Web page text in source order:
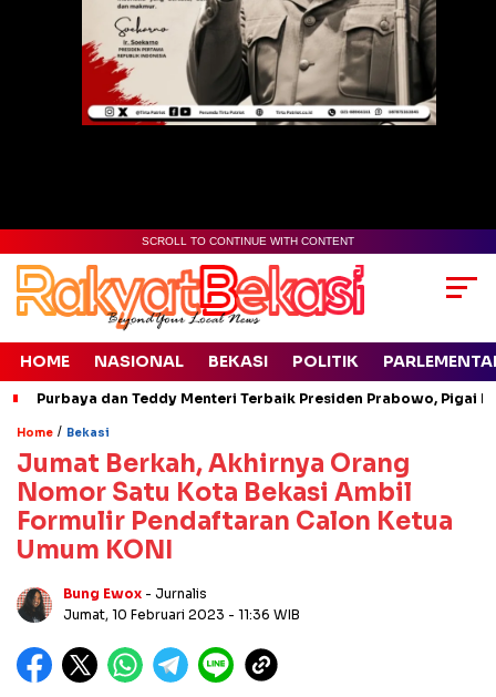
SCROLL TO CONTINUE WITH CONTENT
HOME NASIONAL BEKASI POLITIK
Purbaya dan Teddy Menteri Terbaik Presiden Prabowo, Pigai
Home / Bekasi
Jumat Berkah, Akhirnya Orang
Nomor Satu Kota Bekasi Ambil
Formulir Pendaftaran Calon Ketua
Umum KONI
Bung Ewox - Jurnalis
Jumat, 10 Februari 2023 - 11:36 WIB